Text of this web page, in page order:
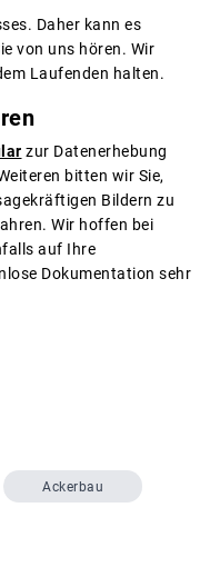
Daher kann es
von uns hören. Wir
Laufenden halten.
zur Datenerhebung
bitten wir Sie,
Bildern zu
Wir hoffen bei
auf Ihre
Dokumentation sehr
Ackerbau